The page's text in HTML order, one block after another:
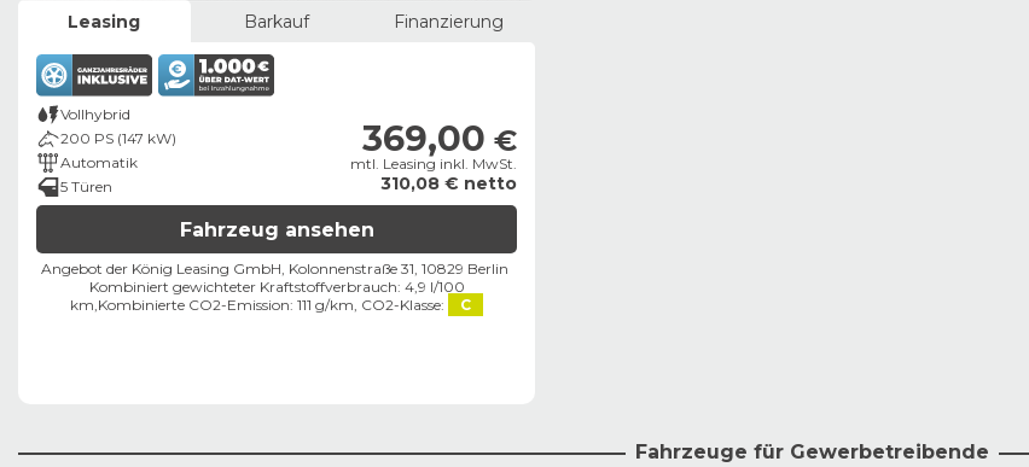
Leasing Barkauf Finanzierung
Vollhybrid
200 PS (147 kW)
Automatik
5 Türen
369,00 €
mtl. Leasing inkl. MwSt.
310,08 € netto
Fahrzeug ansehen
Angebot der König Leasing GmbH, Kolonnenstraße 31, 10829 Berlin ​
Kombiniert gewichteter Kraftstoffverbrauch: 4,9 l/100
km,Kombinierte CO2-Emission: 111 g/km, CO2-Klasse: C
Fahrzeuge für Gewerbetreibende